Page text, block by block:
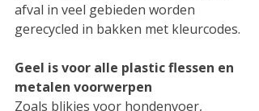
afval in veel gebieden worden
gerecycled in bakken met kleurcodes.
Geel is voor alle plastic flessen en
metalen voorwerpen
Zoals blikjes voor hondenvoer,